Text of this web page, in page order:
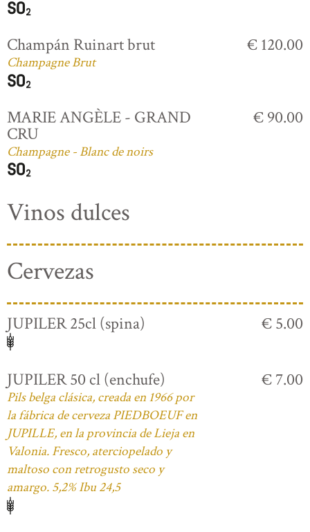
Champán Ruinart brut
Champagne Brut
€ 120.00
MARIE ANGÈLE - GRAND
CRU
Champagne - Blanc de noirs
€ 90.00
Vinos dulces
Cervezas
JUPILER 25cl (spina) € 5.00
JUPILER 50 cl (enchufe)
Pils belga clásica, creada en 1966 por
la fábrica de cerveza PIEDBOEUF en
JUPILLE, en la provincia de Lieja en
Valonia. Fresco, aterciopelado y
maltoso con retrogusto seco y
amargo. 5,2% Ibu 24,5
€ 7.00